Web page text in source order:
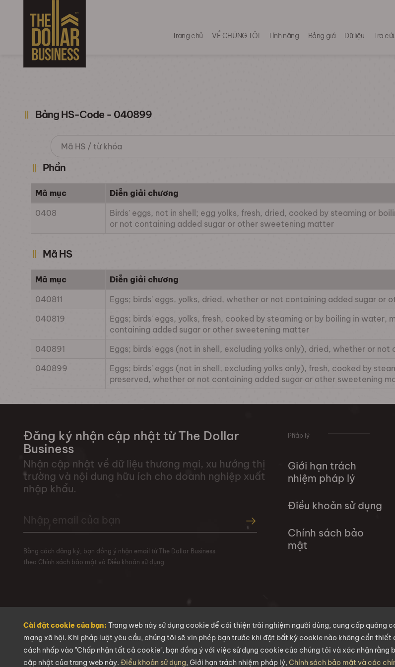
Trang chủ VỀ CHÚNG TÔI Tính năng Bảng giá Dữ liệu Tra
Bảng HS-Code - 040899
Phần
Mã mục
Diễn giải chương
0408
Birds' eggs, not in shell; egg yolks, fresh, dried, cooked by steaming or
or not containing added sugar or other sweetening matter
Mã HS
Mã mục
Diễn giải chương
040811
Eggs; birds' eggs, yolks, dried, whether or not containing added sugar or
040819
Eggs; birds' eggs, yolks, fresh, cooked by steaming or by boiling in
containing added sugar or other sweetening matter
040891
Eggs; birds' eggs (not in shell, excluding yolks only), dried, whether or
040899
Eggs; birds' eggs (not in shell, excluding yolks only), fresh, cooked by
preserved, whether or not containing added sugar or other sweetening
Đăng ký nhận cập nhật từ The Dollar
Business
Nhận cập nhật về dữ liệu thương mại, xu hướng thị
trường và nội dung hữu ích cho doanh nghiệp xuất
nhập khẩu.
Bằng cách đăng ký, bạn đồng ý nhận email từ The Dollar Business
theo Chính sách bảo mật và Điều khoản sử dụng.
Pháp lý
Giới hạn trách
nhiệm pháp lý
Điều khoản sử dụng
Chính sách bảo
mật
Bản quyền @2026The Dollar Business. Mọi quyền được bảo lưu.
Cài đặt cookie của bạn: Trang web này sử dụng cookie để cải thiện trải nghiệm người dùng, cung cấp quảng
mạng xã hội. Khi pháp luật yêu cầu, chúng tôi sẽ xin phép bạn trước khi đặt bất kỳ cookie nào không cần thiết
cách nhấp vào "Chấp nhận tất cả cookie", bạn đồng ý với việc sử dụng cookie của chúng tôi và xác nhận rằng
cập nhật của trang web này. Điều khoản sử dụng, Giới hạn trách nhiệm pháp lý, Chính sách bảo mật và các